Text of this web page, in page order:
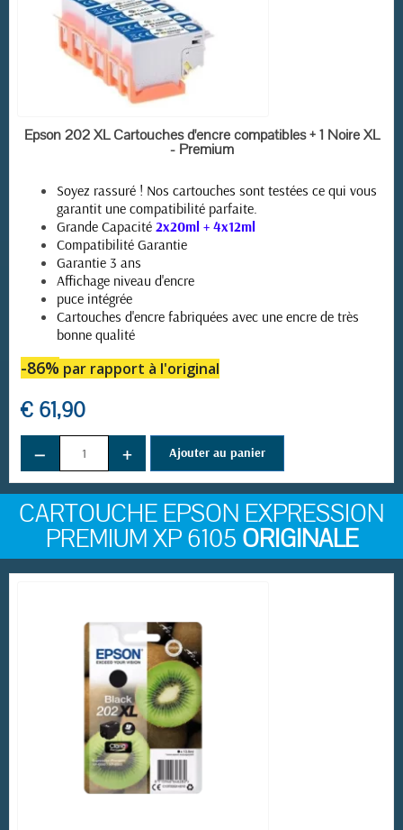
EN STOCK
Epson 202 XL Cartouches d'encre compatibles + 1 Noire XL
- Premium
Soyez rassuré ! Nos cartouches sont testées ce qui vous
garantit une compatibilité parfaite.
Grande Capacité 2x20ml + 4x12ml
Compatibilité Garantie
Garantie 3 ans
Affichage niveau d'encre
puce intégrée
Cartouches d'encre fabriquées avec une encre de très
bonne qualité
-86% par rapport à l'original
€ 61,90
− + Ajouter au panier
CARTOUCHE EPSON EXPRESSION
PREMIUM XP 6105 ORIGINALE